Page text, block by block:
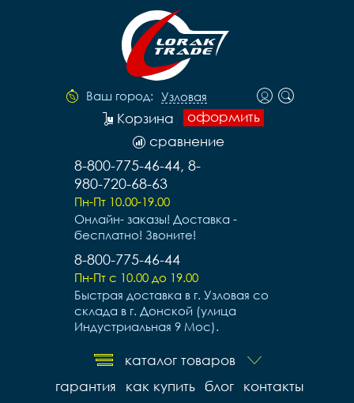
Ваш город: Узловая
оформить
Корзина
сравнение
8-800-775-46-44, 8-
980-720-68-63
Пн-Пт 10.00-19.00
Онлайн- заказы! Доставка -
бесплатно! Звоните!
8-800-775-46-44
Пн-Пт с 10.00 до 19.00
Быстрая доставка в г. Узловая со
склада в г. Донской (улица
Индустриальная 9 Мос).
каталог товаров
контакты
блог
как купить
гарантия